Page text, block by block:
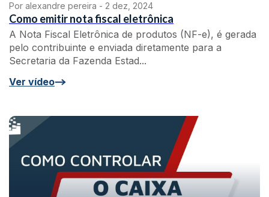
Por alexandre pereira - 2 dez, 2024
Como emitir nota fiscal eletrônica
A Nota Fiscal Eletrônica de produtos (NF-e), é gerada
pelo contribuinte e enviada diretamente para a
Secretaria da Fazenda Estad...
Ver vídeo